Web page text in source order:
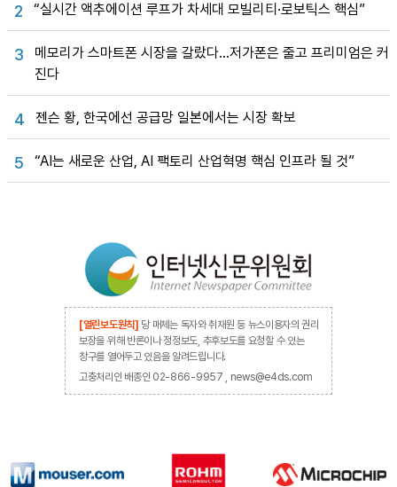
2 “실시간 액추에이션 루프가 차세대 모빌리티·로보틱스 핵심”
3
메모리가 스마트폰 시장을 갈랐다…저가폰은 줄고 프리미엄은 커
진다
4 젠슨 황, 한국에선 공급망 일본에서는 시장 확보
5 “AI는 새로운 산업, AI 팩토리 산업혁명 핵심 인프라 될 것”
[열린보도원칙] 당 매체는 독자와 취재원 등 뉴스이용자의 권리
보장을 위해 반론이나 정정보도, 추후보도를 요청할 수 있는
창구를 열어두고 있음을 알려드립니다.
고충처리인 배종인 02-866-9957 , news@e4ds.com